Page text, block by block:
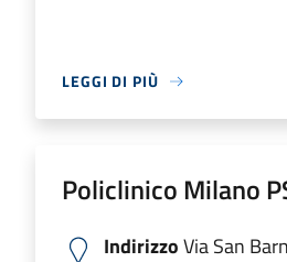
LEGGI DI PIÙ
Policlinico Milano
IndirizzoVia San